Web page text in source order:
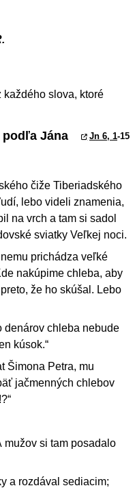
slova, ktoré
podľa Jána Jn 6, 1-15
čiže Tiberiadského
lebo videli znamenia,
na vrch a tam si sadol
sviatky Veľkej noci.
prichádza veľké
nakúpime chleba, aby
že ho skúšal. Lebo
denárov chleba nebude
kúsok.“
Šimona Petra, mu
jačmenných chlebov
mužov si tam posadalo
a rozdával sediacim;